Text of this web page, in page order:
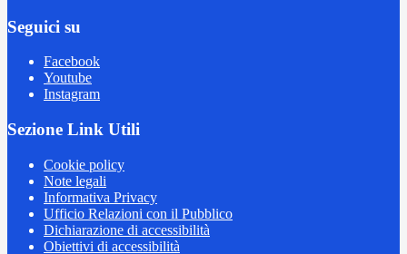
Seguici su
Facebook
Youtube
Instagram
Sezione Link Utili
Cookie policy
Note legali
Informativa Privacy
Ufficio Relazioni con il Pubblico
Dichiarazione di accessibilità
Obiettivi di accessibilità